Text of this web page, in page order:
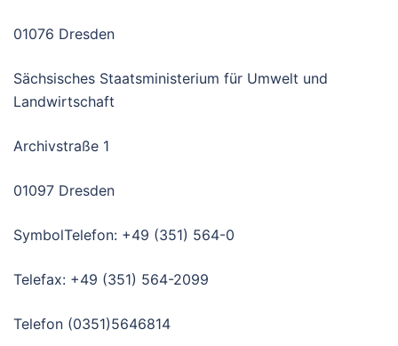
01076 Dresden
Sächsisches Staatsministerium für Umwelt und
Landwirtschaft
Archivstraße 1
01097 Dresden
SymbolTelefon: +49 (351) 564-0
Telefax: +49 (351) 564-2099
Telefon (0351)5646814